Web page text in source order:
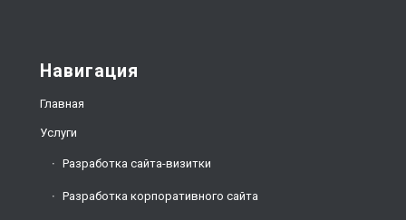
Навигация
Главная
Услуги
Разработка сайта-визитки
Разработка корпоративного сайта